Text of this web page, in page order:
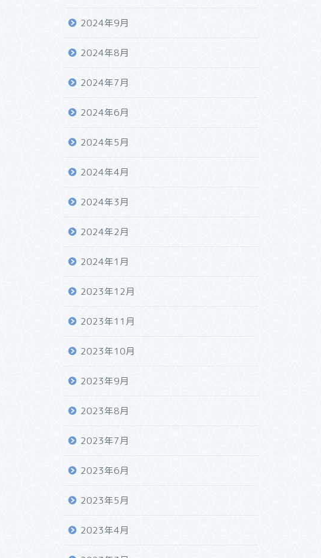
2024年9月
2024年8月
2024年7月
2024年6月
2024年5月
2024年4月
2024年3月
2024年2月
2024年1月
2023年12月
2023年11月
2023年10月
2023年9月
2023年8月
2023年7月
2023年6月
2023年5月
2023年4月